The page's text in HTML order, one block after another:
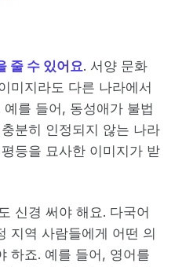
줄 수 있어요. 서양 문화
미지라도 다른 나라에서
를 들어, 동성애가 불법
분히 인정되지 않는 나라
등을 묘사한 이미지가 받
신경 써야 해요. 다국어
지역 사람들에게 어떤 의
하죠. 예를 들어, 영어를